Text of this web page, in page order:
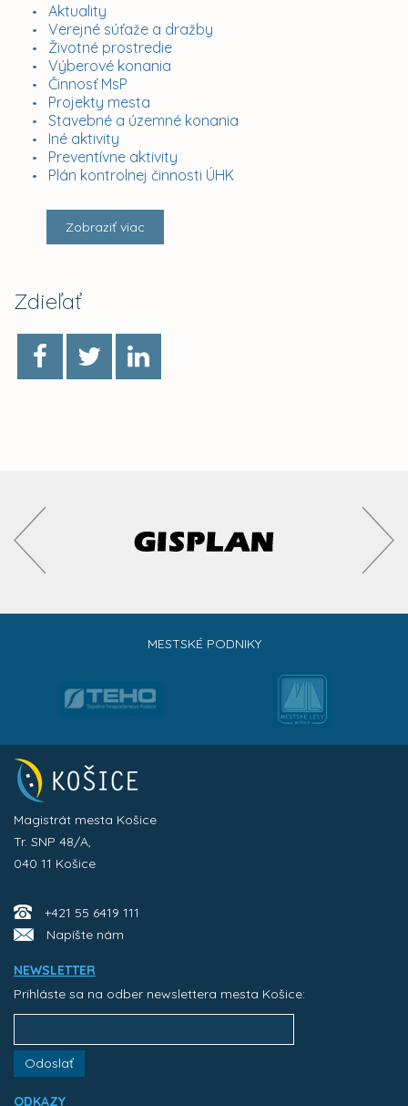
Aktuality
Verejné súťaže a dražby
Životné prostredie
Výberové konania
Činnosť MsP
Projekty mesta
Stavebné a územné konania
Iné aktivity
Preventívne aktivity
Plán kontrolnej činnosti ÚHK
Zobraziť viac
Zdieľať
MESTSKÉ PODNIKY
Magistrát mesta Košice
Tr. SNP 48/A,
040 11 Košice
+421 55 6419 111
Napíšte nám
NEWSLETTER
Prihláste sa na odber newslettera mesta Košice:
Odoslať
ODKAZY